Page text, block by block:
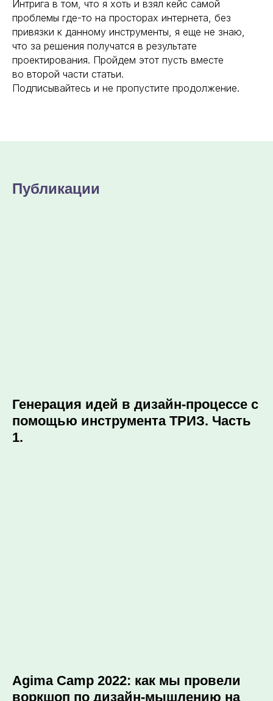
Интрига в том, что я хоть и взял кейс самой
проблемы где-то на просторах интернета, без
привязки к данному инструменты, я еще не знаю,
что за решения получатся в результате
проектирования. Пройдем этот пусть вместе
во второй части статьи.
Подписывайтесь и не пропустите продолжение.
Публикации
Генерация идей в дизайн-процессе с
помощью инструмента ТРИЗ. Часть
1.
Agima Camp 2022: как мы провели
воркшоп по дизайн-мышлению на